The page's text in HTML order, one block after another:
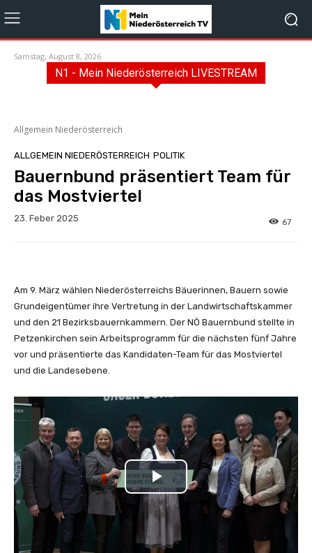
Samstag, August 8, 2026
N1 - Mein Niederösterreich LIVESTREAM
Allgemein Niederösterreich
ALLGEMEIN NIEDERÖSTERREICH POLITIK
Bauernbund präsentiert Team für
das Mostviertel
23. Feber 2025 67
Am 9. März wählen Niederösterreichs Bäuerinnen, Bauern sowie
Grundeigentümer ihre Vertretung in der Landwirtschaftskammer
und den 21 Bezirksbauernkammern. Der NÖ Bauernbund stellte in
Petzenkirchen sein Arbeitsprogramm für die nächsten fünf Jahre
vor und präsentierte das Kandidaten-Team für das Mostviertel
und die Landesebene.